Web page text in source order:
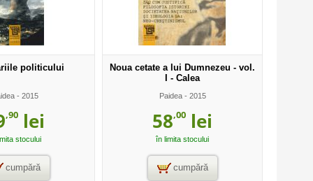
politicului
- 2015
,90 lei
stocului
cumpără
Noua cetate a lui Dumnezeu - vol.
I - Calea
Paidea- 2015
58,00 lei
în limita stocului
cumpără